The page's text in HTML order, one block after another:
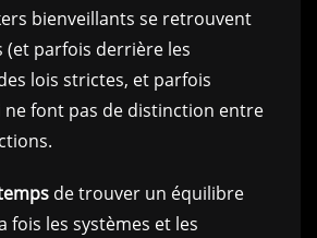
bienveillants se retrouvent
(et parfois derrière les
lois strictes, et parfois
ne font pas de distinction entre
de trouver un équilibre
fois les systèmes et les